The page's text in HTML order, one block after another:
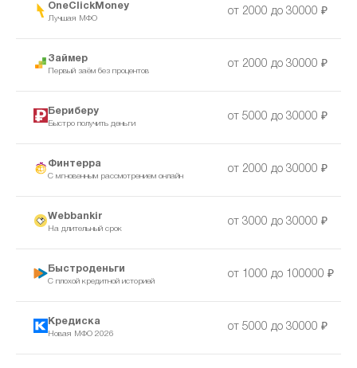
OneClickMoney
Лучшая МФО
от 2000 до 30000 ₽
Займер
Первый заём без процентов
от 2000 до 30000 ₽
Бериберу
Быстро получить деньги
от 5000 до 30000 ₽
Финтерра
С мгновенным рассмотрением онлайн
от 2000 до 30000 ₽
Webbankir
На длительный срок
от 3000 до 30000 ₽
Быстроденьги
С плохой кредитной историей
от 1000 до 100000 ₽
Кредиска
Новая МФО 2026
от 5000 до 30000 ₽